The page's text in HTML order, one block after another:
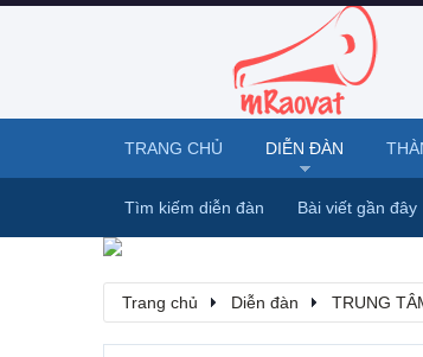
Trang chủ Diễn đàn TRUNG
TRANG CHỦ DIỄN ĐÀN
Tìm kiếm diễn đàn Bài viết gần đây